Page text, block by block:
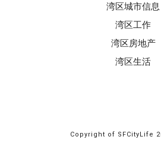
湾区城市信息
湾区工作
湾区房地产
湾区生活
Copyright of SFCityLife